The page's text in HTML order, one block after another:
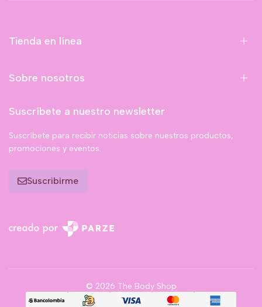
Tienda en línea
Sobre nosotros
Suscríbete a nuestro newsletter
Suscríbete para recibir noticias sobre nuestros productos,
promociones y eventos.
Suscribirme
© 2026 The Body Shop